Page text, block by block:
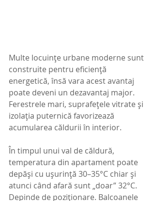
Multe locuințe urbane moderne sunt
construite pentru eficiență
energetică, însă vara acest avantaj
poate deveni un dezavantaj major.
Ferestrele mari, suprafețele vitrate și
izolația puternică favorizează
acumularea căldurii în interior.
În timpul unui val de căldură,
temperatura din apartament poate
depăși cu ușurință 30–35°C chiar și
atunci când afară sunt „doar” 32°C.
Depinde de poziționare. Balcoanele